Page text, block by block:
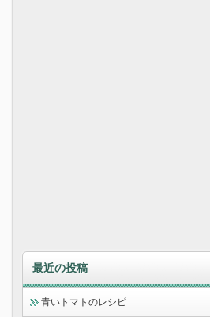
最近の投稿
青いトマトのレシピ